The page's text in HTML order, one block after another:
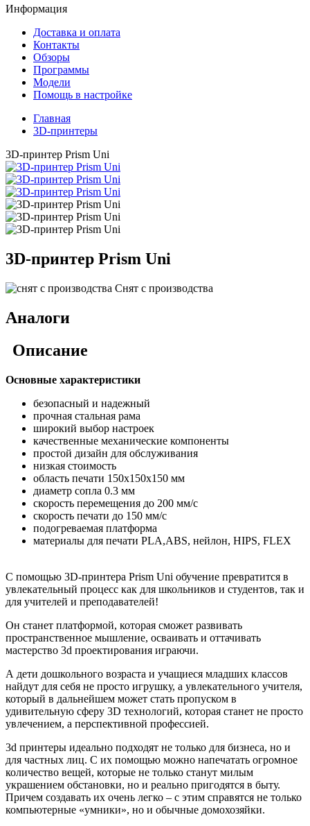
Информация
Доставка и оплата
Контакты
Обзоры
Программы
Модели
Помощь в настройке
Главная
3D-принтеры
3D-принтер Prism Uni
3D-принтер Prism Uni
Снят с производства
Аналоги
Описание
Основные характеристики
безопасный и надежный
прочная стальная рама
широкий выбор настроек
качественные механические компоненты
простой дизайн для обслуживания
низкая стоимость
область печати 150х150х150 мм
диаметр сопла 0.3 мм
скорость перемещения до 200 мм/с
скорость печати до 150 мм/с
подогреваемая платформа
материалы для печати PLA,ABS, нейлон, HIPS, FLEX
С помощью 3D-принтера Prism Uni обучение превратится в
увлекательный процесс как для школьников и студентов, так и
для учителей и преподавателей!
Он станет платформой, которая сможет развивать
пространственное мышление, осваивать и оттачивать
мастерство 3d проектирования играючи.
А дети дошкольного возраста и учащиеся младших классов
найдут для себя не просто игрушку, а увлекательного учителя,
который в дальнейшем может стать пропуском в
удивительную сферу 3D технологий, которая станет не просто
увлечением, а перспективной профессией.
3d принтеры идеально подходят не только для бизнеса, но и
для частных лиц. С их помощью можно напечатать огромное
количество вещей, которые не только станут милым
украшением обстановки, но и реально пригодятся в быту.
Причем создавать их очень легко – с этим справятся не только
компьютерные «умники», но и обычные домохозяйки.